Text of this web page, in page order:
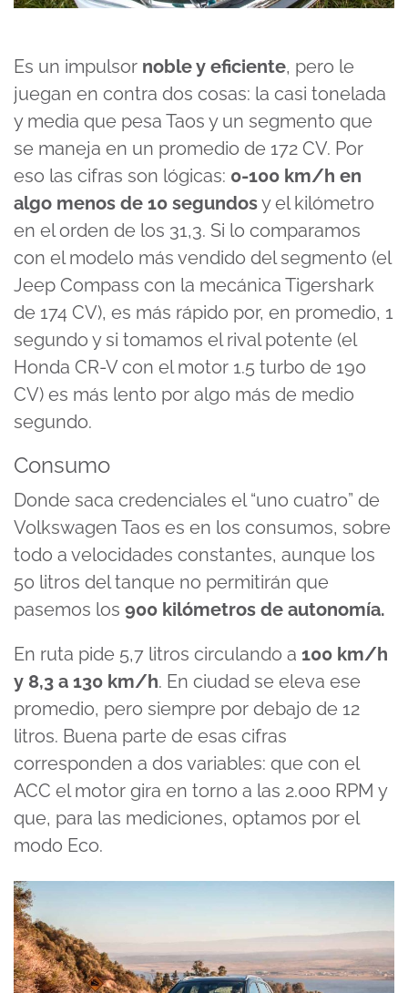
Es un impulsor noble y eficiente, pero le
juegan en contra dos cosas: la casi tonelada
y media que pesa Taos y un segmento que
se maneja en un promedio de 172 CV. Por
eso las cifras son lógicas: 0-100 km/h en
algo menos de 10 segundosy el kilómetro
en el orden de los 31,3. Si lo comparamos
con el modelo más vendido del segmento (el
Jeep Compass con la mecánica Tigershark
de 174 CV), es más rápido por, en promedio, 1
segundo y si tomamos el rival potente (el
Honda CR-V con el motor 1.5 turbo de 190
CV) es más lento por algo más de medio
segundo.
Consumo
Donde saca credenciales el “uno cuatro” de
Volkswagen Taos es en los consumos, sobre
todo a velocidades constantes, aunque los
50 litros del tanque no permitirán que
pasemos los 900 kilómetros de autonomía.
En ruta pide 5,7 litros circulando a 100 km/h
y 8,3 a 130 km/h. En ciudad se eleva ese
promedio, pero siempre por debajo de 12
litros. Buena parte de esas cifras
corresponden a dos variables: que con el
ACC el motor gira en torno a las 2.000 RPM y
que, para las mediciones, optamos por el
modo Eco.